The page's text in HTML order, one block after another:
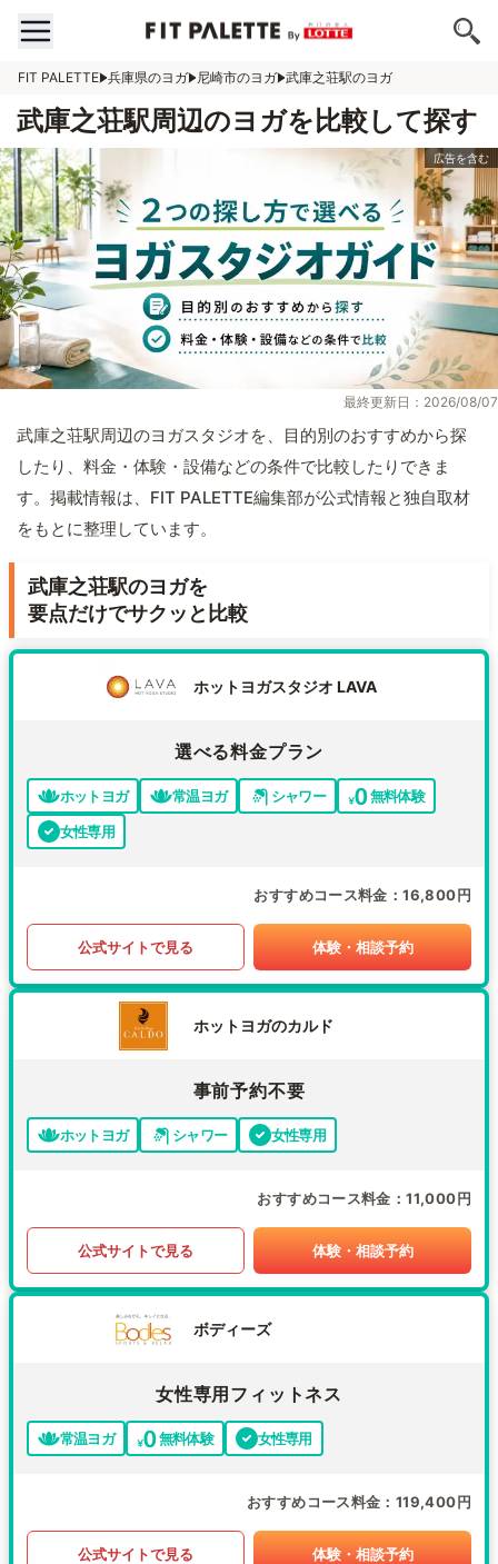
FIT PALETTE 兵庫県のヨガ 尼崎市のヨガ 武庫之荘駅のヨガ
武庫之荘駅周辺のヨガを比較して探す
最終更新日：2026/08/07
武庫之荘駅周辺のヨガスタジオを、目的別のおすすめから探
したり、料金・体験・設備などの条件で比較したりできま
す。掲載情報は、FIT PALETTE編集部が公式情報と独自取材
をもとに整理しています。
武庫之荘駅のヨガを
要点だけでサクッと比較
ホットヨガスタジオ LAVA
選べる料金プラン
ホットヨガ 常温ヨガ シャワー
無料体験
女性専用
おすすめコース料金 16,800円
公式サイトで見る 体験・相談予約
ホットヨガのカルド
事前予約不要
ホットヨガ シャワー 女性専用
おすすめコース料金 11,000円
公式サイトで見る 体験・相談予約
ボディーズ
女性専用フィットネス
常温ヨガ 無料体験 女性専用
おすすめコース料金 119,400円
公式サイトで見る 体験・相談予約